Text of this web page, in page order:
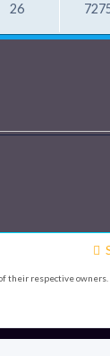
26
their respective owners.